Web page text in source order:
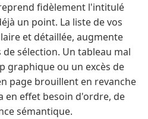
fidèlement l'intitulé
un point. La liste de vos
et détaillée, augmente
sélection. Un tableau mal
graphique ou un excès de
page brouillent en revanche
en effet besoin d'ordre, de
sémantique.